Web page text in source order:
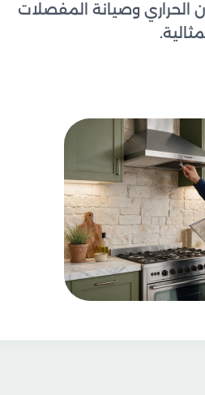
الحراري وصيانة المفصلات